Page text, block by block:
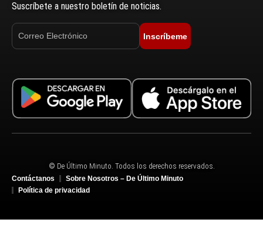
Suscríbete a nuestro boletín de noticias.
Inscríbeme
© De Último Minuto. Todos los derechos reservados.
Contáctanos
Sobre Nosotros – De Último Minuto
Política de privacidad